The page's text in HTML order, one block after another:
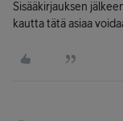
Sisääkirjauksen
kautta tätä asiaa